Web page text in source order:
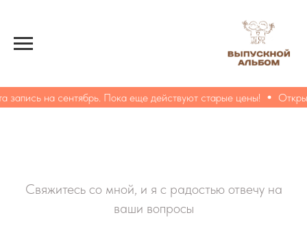
запись на сентябрь. Пока еще действуют старые цены!
Свяжитесь со мной, и я с радостью отвечу на
ваши вопросы